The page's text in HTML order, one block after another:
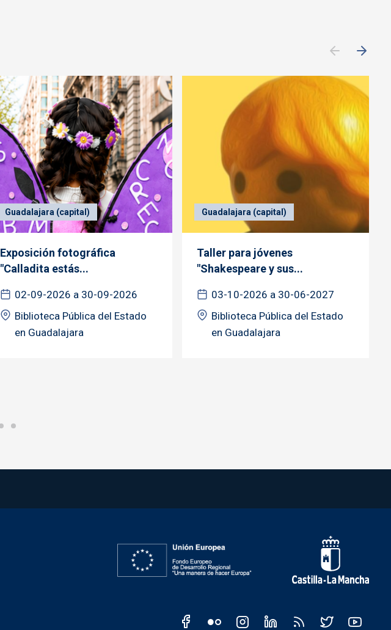
Guadalajara (capital)
Exposición fotográfica
"Calladita estás...
02-09-2026 a 30-09-2026
Biblioteca Pública del Estado
en Guadalajara
Guadalajara (capital)
Taller para jóvenes
"Shakespeare y sus...
03-10-2026 a 30-06-2027
Biblioteca Pública del Estado
en Guadalajara